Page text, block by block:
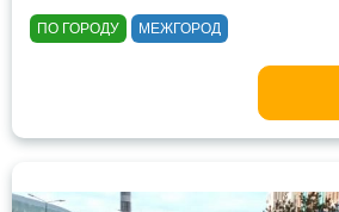
ПО ГОРОДУ МЕЖГОРОД